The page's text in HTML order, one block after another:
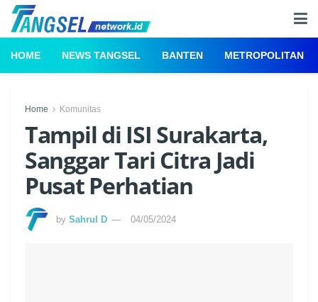
HOME NEWS TANGSEL BANTEN METROPOLITAN
Home Komunitas
Tampil di ISI Surakarta,
Sanggar Tari Citra Jadi
Pusat Perhatian
by Sahrul D 04/05/2024